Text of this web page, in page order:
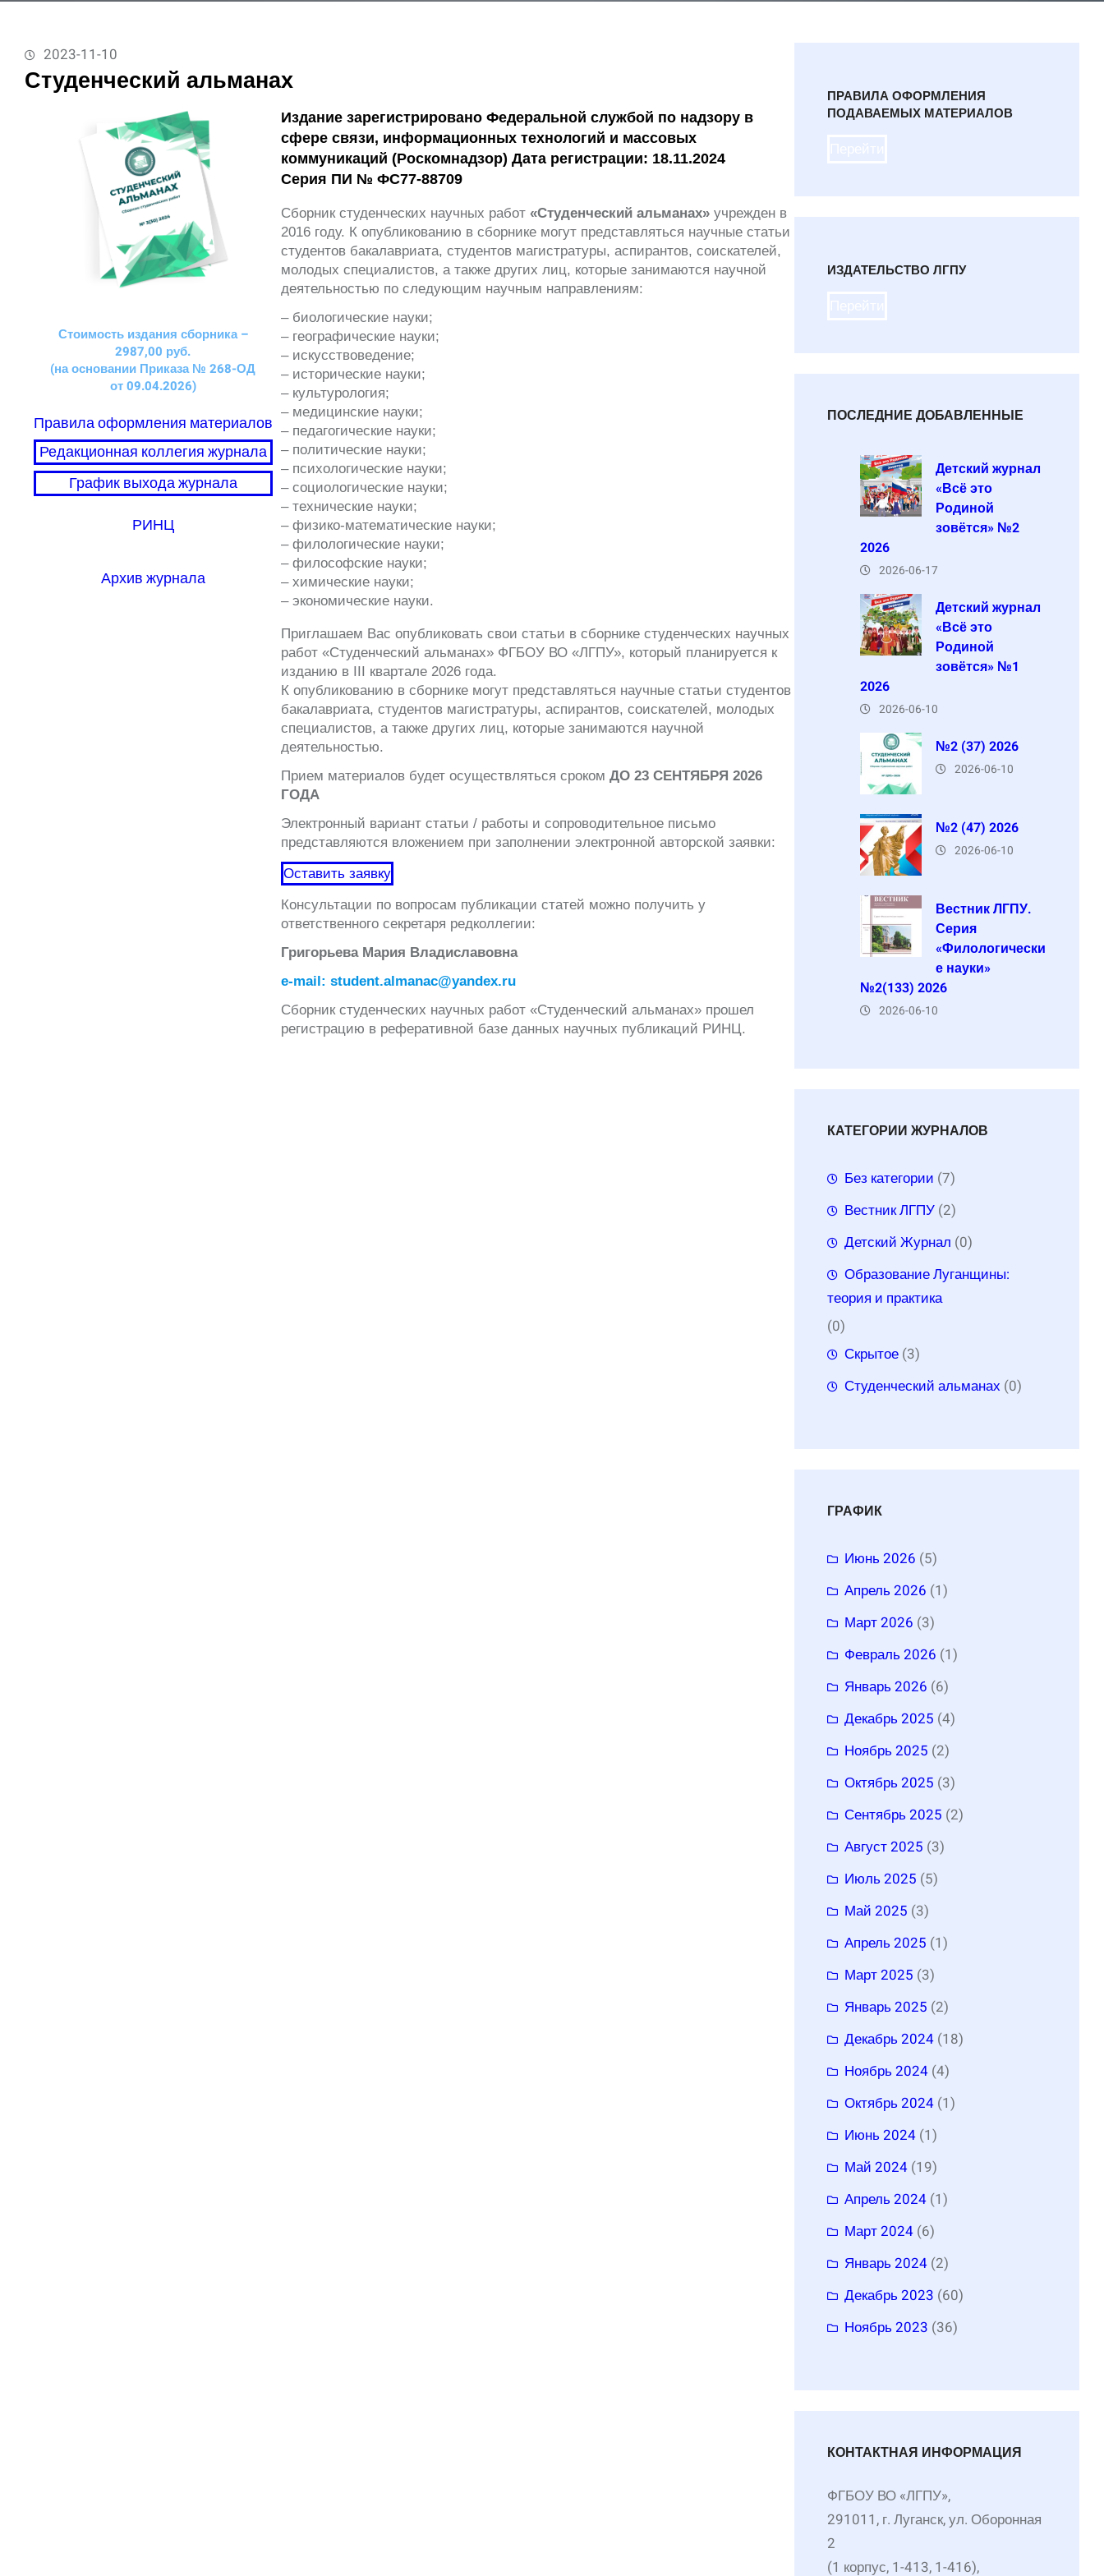
2023-11-10
Студенческий альманах
Стоимость издания сборника –
2987,00 руб.
(на основании Приказа № 268-ОД
от 09.04.2026)
Правила оформления материалов
Редакционная коллегия журнала
График выхода журнала
РИНЦ
Архив журнала
Издание зарегистрировано Федеральной службой по надзору в
сфере связи, информационных технологий и массовых
коммуникаций (Роскомнадзор) Дата регистрации: 18.11.2024
Серия ПИ № ФС77-88709
Сборник студенческих научных работ«Студенческий альманах»учрежден в
2016 году. К опубликованию в сборнике могут представляться научные статьи
студентов бакалавриата, студентов магистратуры, аспирантов, соискателей,
молодых специалистов, а также других лиц, которые занимаются научной
деятельностью по следующим научным направлениям:
– биологические науки;
– географические науки;
– искусствоведение;
– исторические науки;
– культурология;
– медицинские науки;
– педагогические науки;
– политические науки;
– психологические науки;
– социологические науки;
– технические науки;
– физико-математические науки;
– филологические науки;
– философские науки;
– химические науки;
– экономические науки.
Приглашаем Вас опубликовать свои статьи в сборнике студенческих научных
работ «Студенческий альманах» ФГБОУ ВО «ЛГПУ», который планируется к
изданию в III квартале 2026 года.
К опубликованию в сборнике могут представляться научные статьи студентов
бакалавриата, студентов магистратуры, аспирантов, соискателей, молодых
специалистов, а также других лиц, которые занимаются научной
деятельностью.
Прием материалов будет осуществляться срокомДО 23 СЕНТЯБРЯ 2026
ГОДА
Электронный вариант статьи / работы и сопроводительное письмо
представляются вложением при заполнении электронной авторской заявки:
Оставить заявку
Консультации по вопросам публикации статей можно получить у
ответственного секретаря редколлегии:
Григорьева Мария Владиславовна
e-mail: student.almanac@yandex.ru
Сборник студенческих научных работ «Студенческий альманах» прошел
регистрацию в реферативной базе данных научных публикаций РИНЦ.
ПРАВИЛА ОФОРМЛЕНИЯ
ПОДАВАЕМЫХ МАТЕРИАЛОВ
ИЗДАТЕЛЬСТВО ЛГПУ
ПОСЛЕДНИЕ ДОБАВЛЕННЫЕ
Детский журнал
«Всё это
Родиной
зовётся» №2
2026
2026-06-17
Детский журнал
«Всё это
Родиной
зовётся» №1
2026
2026-06-10
№2 (37) 2026
2026-06-10
№2 (47) 2026
2026-06-10
Вестник ЛГПУ.
Серия
«Филологически
е науки»
№2(133) 2026
2026-06-10
КАТЕГОРИИ ЖУРНАЛОВ
Без категории (7)
Вестник ЛГПУ (2)
Детский Журнал (0)
Образование Луганщины:
теория и практика
(0)
Скрытое (3)
Студенческий альманах (0)
ГРАФИК
Июнь 2026 (5)
Апрель 2026 (1)
Март 2026 (3)
Февраль 2026 (1)
Январь 2026 (6)
Декабрь 2025 (4)
Ноябрь 2025 (2)
Октябрь 2025 (3)
Сентябрь 2025 (2)
Август 2025 (3)
Июль 2025 (5)
Май 2025 (3)
Апрель 2025 (1)
Март 2025 (3)
Январь 2025 (2)
Декабрь 2024 (18)
Ноябрь 2024 (4)
Октябрь 2024 (1)
Июнь 2024 (1)
Май 2024 (19)
Апрель 2024 (1)
Март 2024 (6)
Январь 2024 (2)
Декабрь 2023 (60)
Ноябрь 2023 (36)
КОНТАКТНАЯ ИНФОРМАЦИЯ
ФГБОУ ВО «ЛГПУ»,
291011, г. Луганск, ул. Оборонная
2
(1 корпус, 1-413, 1-416),